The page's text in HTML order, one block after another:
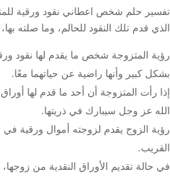
تفسير حلم شخص اعطاني نقود ورقية
الذي قدم تلك النقود للحالم، وما صلته
رؤية المتزوجة شخص ما يقدم لها نقود
بشكل كبير وأنها راضية عن حياتهما معًا.
إذا رأت المتزوجة أن أحد ما قدم لها
الله عز وجل سيبارك في ذريتها.
رؤية الزوج يقدم لزوجته أموال ورقية
القريب.
في حالة تقديم الأوراق النقدية من